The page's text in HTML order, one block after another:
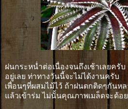
ฝนกระหน่ำต่อเนื่องจนถึงเช้าเลยครั
อยู่เลย ท่าทางวันนี้จะไม่ได้งานครับ
เพื่อนๆที่ผสมไม้ไว้ ถ้าฝนตกติดๆกันห
แล้วเข้าร่ม ไม่นั้นคุณภาพเมล็ดจะด้อ